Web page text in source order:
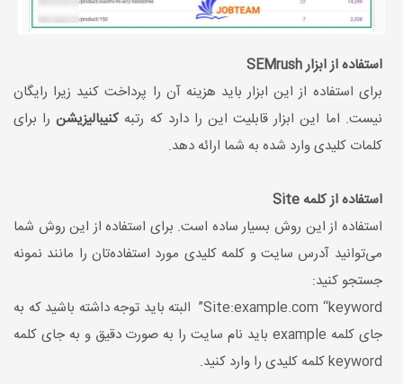
استفاده از ابزار SEMrush
برای استفاده از این ابزار باید هزینه آن را پرداخت کنید زیرا رایگان
نیست. اما این ابزار قابلیت این را دارد که رتبهکنیبالیزیشنرا برای
کلمات کلیدی وارد شده به شما ارائه ‌دهد.
استفاده از کلمه Site
استفاده از این روش بسیار ساده است. برای استفاده از این روش شما
می‌توانید آدرس سایت و کلمه کلیدی مورد استفاده‌تان را مانند نمونه
جستجو کنید:
Site:example.com “keyword” البته باید توجه داشته باشید که به
جای کلمه example باید نام سایت را به صورت دقیق و به جای کلمه
keyword کلمه کلیدی را وارد کنید.